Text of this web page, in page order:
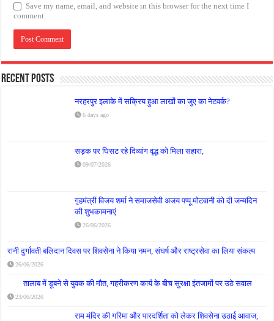
Save my name, email, and website in this browser for the next time I
comment.
Recent Posts
नरहरपुर इलाके में सक्रिय हुआ लाखों का जुए का नेटवर्क?
6 days ago
सड़क पर घिसट रहे दिव्यांग वृद्ध को मिला सहारा,
09/07/2026
गृहमंत्री विजय शर्मा ने समाजसेवी अजय पप्पू मोटवानी को दी जन्मदिन
की शुभकामनाएं
26/06/2026
रानी दुर्गावती बलिदान दिवस पर शिवसेना ने किया नमन, संघर्ष और राष्ट्रसेवा का लिया संकल्प
26/06/2026
तालाब में डूबने से युवक की मौत, गहरीकरण कार्य के बीच सुरक्षा इंतजामों पर उठे सवाल
23/06/2026
राम मंदिर की गरिमा और पारदर्शिता को लेकर शिवसेना उठाई आवाज,